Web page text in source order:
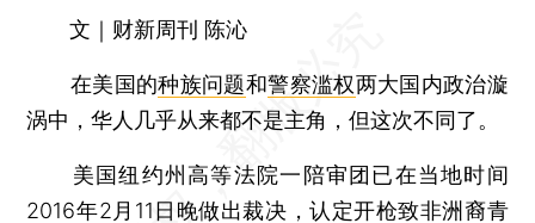
文｜财新周刊 陈沁
在美国的种族问题和警察滥权两大国内政治漩
涡中，华人几乎从来都不是主角，但这次不同了。
美国纽约州高等法院一陪审团已在当地时间
2016年2月11日晚做出裁决，认定开枪致非洲裔青